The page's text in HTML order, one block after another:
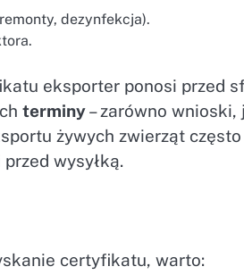
dezynfekcja).
eksporter ponosi przed
terminy– zarówno
żywych zwierząt
wysyłką.
certyfikatu, warto: